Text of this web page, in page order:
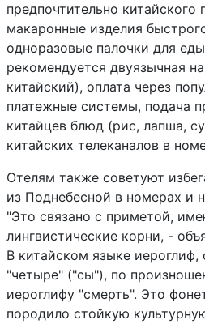
предпочтительно
макаронные изделия
одноразовые палочки для
рекомендуется двуязычная
китайский), оплата через
платежные системы, подача
китайцев блюд (рис, лапша,
китайских телеканалов в
Отелям также советуют
из Поднебесной в номерах и
"Это связано с приметой,
лингвистические корни, -
В китайском языке
"четыре" ("сы"), по
иероглифу "смерть". Это
породило стойкую